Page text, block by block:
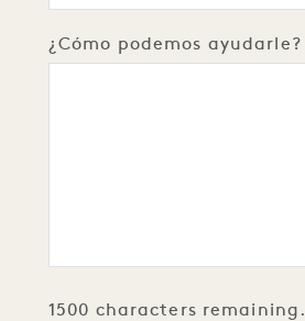
¿Cómo podemos ayudarle?
1500 characters remaining.